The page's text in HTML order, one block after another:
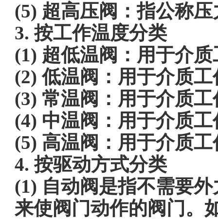
(5) 超高压阀：指公称
3. 按工作温度分类
(1) 超低温阀：用于介
(2) 低温阀：用于介质
(3) 常温阀：用于介质
(4) 中温阀：用于介质
(5) 高温阀：用于介质
4. 按驱动方式分类
(1) 自动阀是指不需要
来使阀门动作的阀门。